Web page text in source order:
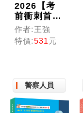
2026【考
前衝刺首
選】犯罪學
(含概要)
〔警察特
作者:王強
特價:531元
警察人員